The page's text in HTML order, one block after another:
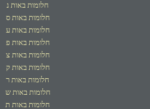
חלומות באות נ
חלומות באות ס
חלומות באות ע
חלומות באות פ
חלומות באות צ
חלומות באות ק
חלומות באות ר
חלומות באות ש
חלומות באות ת